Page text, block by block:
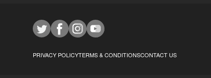
PRIVACY POLICYTERMS & CONDITIONSCONTACT US